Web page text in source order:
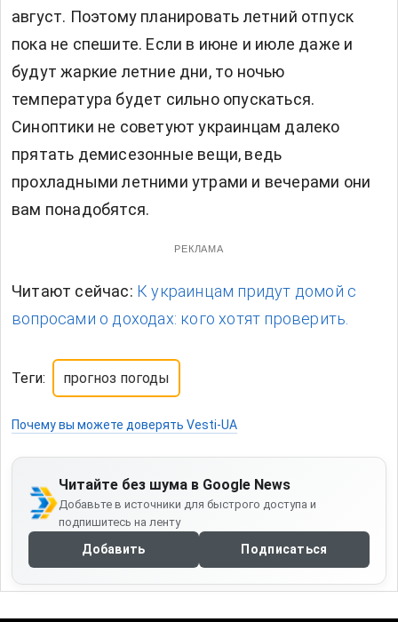
август. Поэтому планировать летний отпуск
пока не спешите. Если в июне и июле даже и
будут жаркие летние дни, то ночью
температура будет сильно опускаться.
Синоптики не советуют украинцам далеко
прятать демисезонные вещи, ведь
прохладными летними утрами и вечерами они
вам понадобятся.
РЕКЛАМА
Читают сейчас: К украинцам придут домой с
вопросами о доходах: кого хотят проверить.
Теги: прогноз погоды
Почему вы можете доверять Vesti-UA
Читайте без шума в Google News
Добавьте в источники для быстрого доступа и
подпишитесь на ленту
Добавить Подписаться